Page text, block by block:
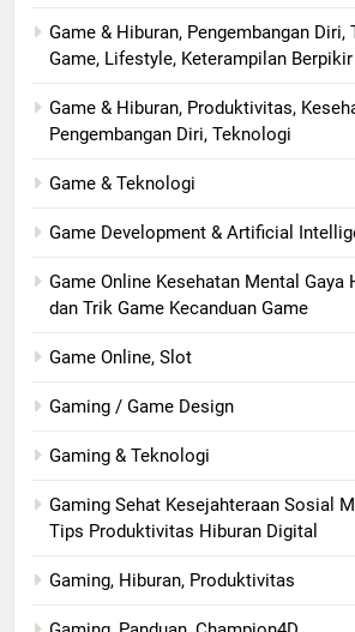
Game & Hiburan, Pengembangan Diri,
Game, Lifestyle, Keterampilan Berpikir
Game & Hiburan, Produktivitas,
Pengembangan Diri, Teknologi
Game & Teknologi
Game Development & Artificial
Game Online Kesehatan Mental Gaya
dan Trik Game Kecanduan Game
Game Online, Slot
Gaming / Game Design
Gaming & Teknologi
Gaming Sehat Kesejahteraan Sosial
Tips Produktivitas Hiburan Digital
Gaming, Hiburan, Produktivitas